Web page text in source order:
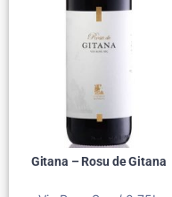
Gitana – Rosu de Gitana